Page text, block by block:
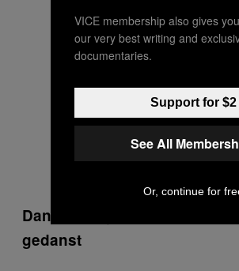
Dans zoals je nog nooit
gedanst
VICE membership also gives
our very best writing and
documentaries.
Support for $2
See All
Or, continue for